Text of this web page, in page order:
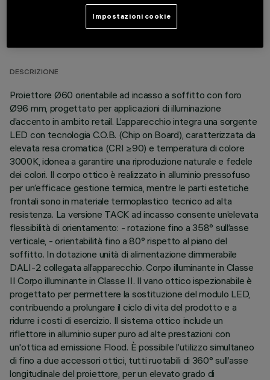
DATI TECNICI
DESCRIZIONE
Proiettore Ø60 orientabile ad incasso a soffitto con foro
Ø96 mm, progettato per applicazioni di illuminazione
d’accento in ambito retail. L’apparecchio integra una sorgente
LED con tecnologia C.O.B. (Chip on Board), caratterizzata da
elevata resa cromatica (CRI ≥90) e temperatura di colore
3000K, idonea a garantire una riproduzione naturale e fedele
dei colori. Il corpo ottico è realizzato in alluminio pressofuso
per un’efficace gestione termica, mentre le parti estetiche
frontali sono in materiale termoplastico tecnico ad alta
resistenza. La versione TACK ad incasso consente un’elevata
flessibilità di orientamento: - rotazione fino a 358° sull’asse
verticale, - orientabilità fino a 80° rispetto al piano del
soffitto. In dotazione unità di alimentazione dimmerabile
DALI-2 collegata all’apparecchio. Corpo illuminante in Classe
II Corpo illuminante in Classe II. Il vano ottico ispezionabile è
progettato per permettere la sostituzione del modulo LED,
contribuendo a prolungare il ciclo di vita del prodotto e a
ridurre i costi di esercizio. Il sistema ottico include un
riflettore in alluminio super puro ad alte prestazioni con
un'ottica ad emissione Flood. È possibile l’utilizzo simultaneo
di fino a due accessori ottici, tutti ruotabili di 360° sull’asse
longitudinale del proiettore, per un elevato grado di
Impostazioni cookie